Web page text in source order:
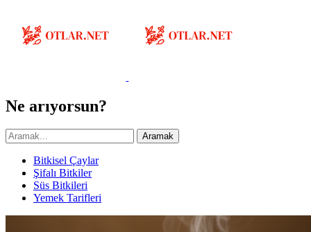
Ne arıyorsun?
Aramak
Bitkisel Çaylar
Şifalı Bitkiler
Süs Bitkileri
Yemek Tarifleri